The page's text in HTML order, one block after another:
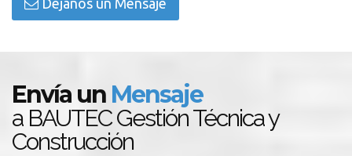
Déjanos un Mensaje
Envía un Mensaje
a BAUTEC Gestión Técnica y
Construcción